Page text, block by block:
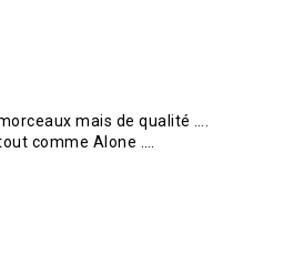
mais de qualité ….
comme Alone ….